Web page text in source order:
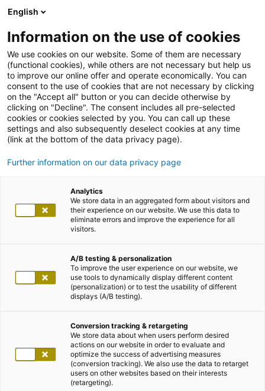
English
Information on the use of cookies
We use cookies on our website. Some of them are necessary
(functional cookies), while others are not necessary but help us
to improve our online offer and operate economically. You can
consent to the use of cookies that are not necessary by clicking
on the "Accept all" button or you can decide otherwise by
clicking on "Decline". The consent includes all pre-selected
cookies or cookies selected by you. You can call up these
settings and also subsequently deselect cookies at any time
(link at the bottom of the data privacy page).
Further information on our data privacy page
Analytics
We store data in an aggregated form about visitors and
their experience on our website. We use this data to
eliminate errors and improve the experience for all
visitors.
A/B testing & personalization
To improve the user experience on our website, we
use tools to dynamically display different content
(personalization) or to test the usability of different
displays (A/B testing).
Conversion tracking & retargeting
We store data about when users perform desired
actions on our website in order to evaluate and
optimize the success of advertising measures
(conversion tracking). We also use the data to retarget
users on other websites based on their interests
(retargeting).